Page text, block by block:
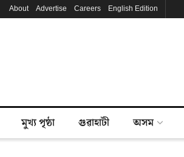
About Advertise Careers English Edition
মুখ্য পৃষ্ঠা গুৱাহাটী অসম